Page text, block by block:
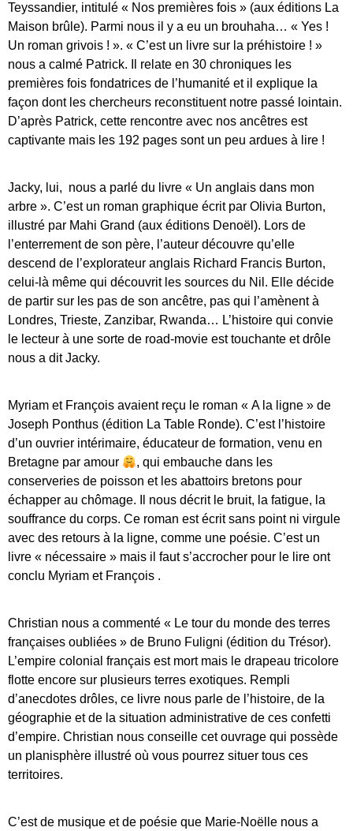
Teyssandier, intitulé « Nos premières fois » (aux éditions La
Maison brûle). Parmi nous il y a eu un brouhaha… « Yes !
Un roman grivois ! ». « C’est un livre sur la préhistoire ! »
nous a calmé Patrick. Il relate en 30 chroniques les
premières fois fondatrices de l’humanité et il explique la
façon dont les chercheurs reconstituent notre passé lointain.
D’après Patrick, cette rencontre avec nos ancêtres est
captivante mais les 192 pages sont un peu ardues à lire !
Jacky, lui, nous a parlé du livre « Un anglais dans mon
arbre ». C’est un roman graphique écrit par Olivia Burton,
illustré par Mahi Grand (aux éditions Denoël). Lors de
l’enterrement de son père, l’auteur découvre qu’elle
descend de l’explorateur anglais Richard Francis Burton,
celui-là même qui découvrit les sources du Nil. Elle décide
de partir sur les pas de son ancêtre, pas qui l’amènent à
Londres, Trieste, Zanzibar, Rwanda… L’histoire qui convie
le lecteur à une sorte de road-movie est touchante et drôle
nous a dit Jacky.
Myriam et François avaient reçu le roman « A la ligne » de
Joseph Ponthus (édition La Table Ronde). C’est l’histoire
d’un ouvrier intérimaire, éducateur de formation, venu en
Bretagne par amour
, qui embauche dans les
conserveries de poisson et les abattoirs bretons pour
échapper au chômage. Il nous décrit le bruit, la fatigue, la
souffrance du corps. Ce roman est écrit sans point ni virgule
avec des retours à la ligne, comme une poésie. C’est un
livre « nécessaire » mais il faut s’accrocher pour le lire ont
conclu Myriam et François .
Christian nous a commenté « Le tour du monde des terres
françaises oubliées » de Bruno Fuligni (édition du Trésor).
L’empire colonial français est mort mais le drapeau tricolore
flotte encore sur plusieurs terres exotiques. Rempli
d’anecdotes drôles, ce livre nous parle de l’histoire, de la
géographie et de la situation administrative de ces confetti
d’empire. Christian nous conseille cet ouvrage qui possède
un planisphère illustré où vous pourrez situer tous ces
territoires.
C’est de musique et de poésie que Marie-Noëlle nous a